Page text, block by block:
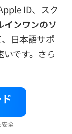
ID、スク
インワンのソ
日本語サポ
です。さら
安全